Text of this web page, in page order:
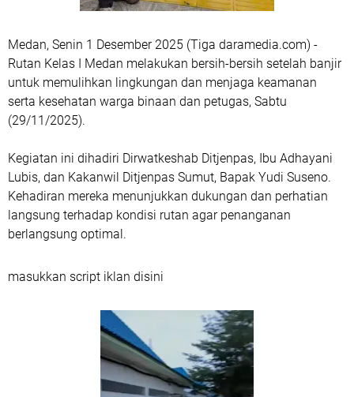
Medan, Senin 1 Desember 2025 (Tiga daramedia.com) -
Rutan Kelas I Medan melakukan bersih-bersih setelah banjir
untuk memulihkan lingkungan dan menjaga keamanan
serta kesehatan warga binaan dan petugas, Sabtu
(29/11/2025).
Kegiatan ini dihadiri Dirwatkeshab Ditjenpas, Ibu Adhayani
Lubis, dan Kakanwil Ditjenpas Sumut, Bapak Yudi Suseno.
Kehadiran mereka menunjukkan dukungan dan perhatian
langsung terhadap kondisi rutan agar penanganan
berlangsung optimal.
masukkan script iklan disini